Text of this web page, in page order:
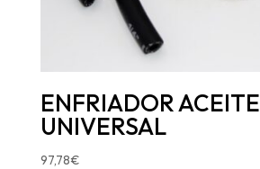
ENFRIADOR ACEITE
UNIVERSAL
97,78€